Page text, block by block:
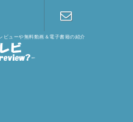
ビューや無料動画＆電子書籍の紹介